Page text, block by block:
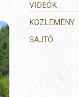
VIDEÓK
KÖZLEMÉNY
SAJTÓ